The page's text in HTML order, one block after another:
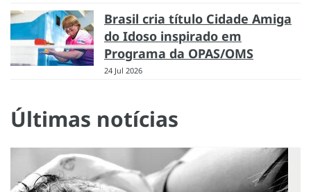
Brasil cria título Cidade Amiga
do Idoso inspirado em
Programa da OPAS/OMS
24 Jul 2026
Últimas notícias